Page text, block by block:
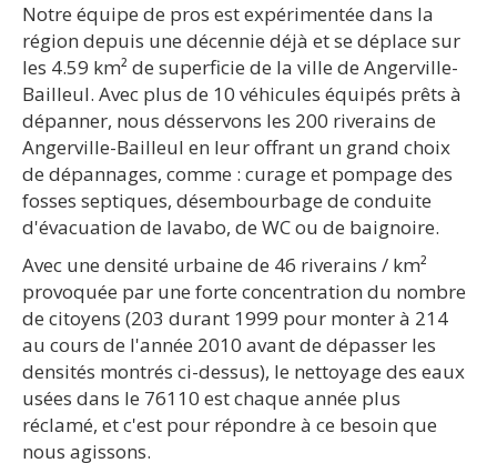
Notre équipe de pros est expérimentée dans la
région depuis une décennie déjà et se déplace sur
les 4.59 km² de superficie de la ville de Angerville-
Bailleul. Avec plus de 10 véhicules équipés prêts à
dépanner, nous désservons les 200 riverains de
Angerville-Bailleul en leur offrant un grand choix
de dépannages, comme : curage et pompage des
fosses septiques, désembourbage de conduite
d'évacuation de lavabo, de WC ou de baignoire.
Avec une densité urbaine de 46 riverains / km²
provoquée par une forte concentration du nombre
de citoyens (203 durant 1999 pour monter à 214
au cours de l'année 2010 avant de dépasser les
densités montrés ci-dessus), le nettoyage des eaux
usées dans le 76110 est chaque année plus
réclamé, et c'est pour répondre à ce besoin que
nous agissons.